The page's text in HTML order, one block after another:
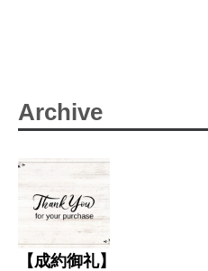
Archive
【成約御礼】